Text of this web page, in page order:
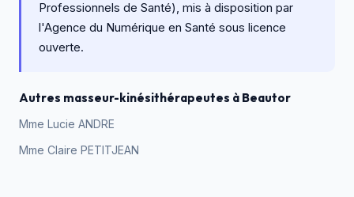
Professionnels de Santé), mis à disposition par
l'Agence du Numérique en Santé sous licence
ouverte.
Autres masseur-kinésithérapeutes à Beautor
Mme Lucie ANDRE
Mme Claire PETITJEAN